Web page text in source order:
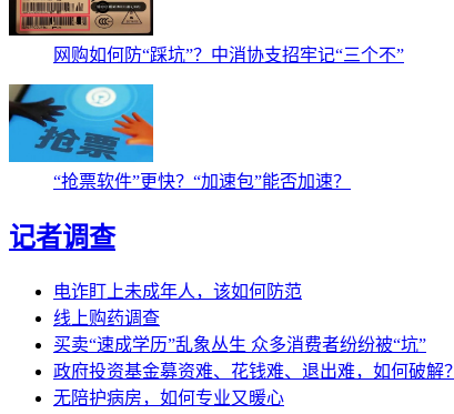
网购如何防“踩坑”？中消协支招牢记“三个不”
“抢票软件”更快？“加速包”能否加速？
记者调查
电诈盯上未成年人，该如何防范
线上购药调查
买卖“速成学历”乱象丛生 众多消费者纷纷被“坑”
政府投资基金募资难、花钱难、退出难，如何破解？
无陪护病房，如何专业又暖心